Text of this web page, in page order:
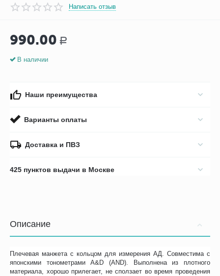
Написать отзыв
990.00 Р
В наличии
Наши преимущества
Варианты оплаты
Доставка и ПВЗ
425 пунктов выдачи в Москве
Описание
Плечевая манжета с кольцом для измерения АД. Совместима с
японскими тонометрами A&D (AND). Выполнена из плотного
материала, хорошо прилегает, не сползает во время проведения